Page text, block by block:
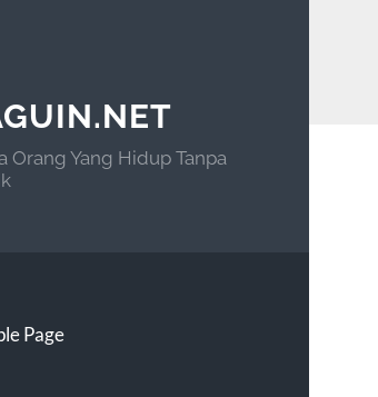
Orang Yang Hidup Tanpa
Page